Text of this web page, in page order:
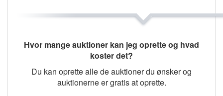
Hvor mange auktioner kan jeg oprette og hvad
koster det?
Du kan oprette alle de auktioner du ønsker og
auktionerne er gratis at oprette.